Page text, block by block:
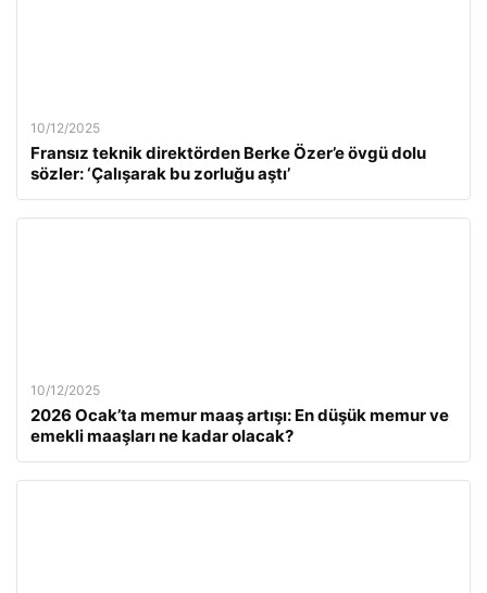
10/12/2025
Fransız teknik direktörden Berke Özer’e övgü dolu
sözler: ‘Çalışarak bu zorluğu aştı’
10/12/2025
2026 Ocak’ta memur maaş artışı: En düşük memur ve
emekli maaşları ne kadar olacak?